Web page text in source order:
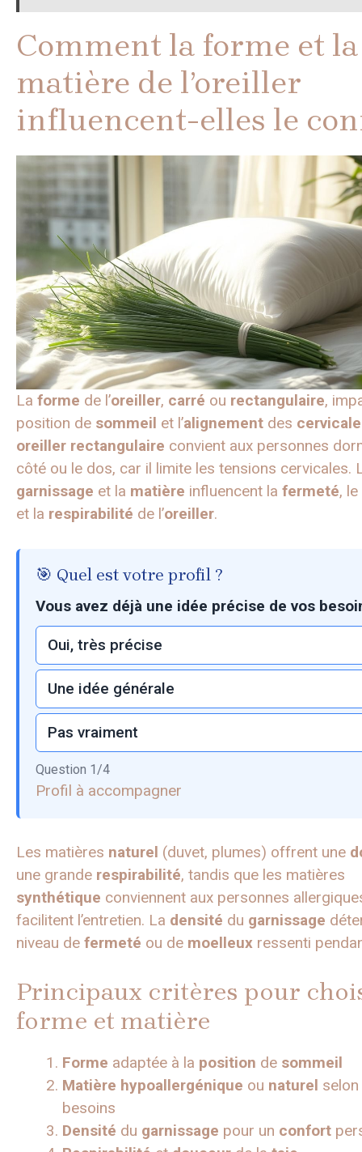
Comment la forme et la
matière de l’oreiller
influencent-elles le
La forme de l’oreiller, carré ou rectangulaire,
position de sommeil et l’alignement des
oreiller rectangulaire convient aux personnes
côté ou le dos, car il limite les tensions cervicales.
garnissage et la matière influencent la fermeté, le
et la respirabilité de l’oreiller.
🎯 Quel est votre profil ?
Vous avez déjà une idée précise de vos
Oui, très précise
Une idée générale
Pas vraiment
Question 1 /4
Profil à accompagner
Les matières naturel (duvet, plumes) offrent une
une grande respirabilité, tandis que les matières
synthétique conviennent aux personnes
facilitent l’entretien. La densité du garnissage
niveau de fermeté ou de moelleux ressenti
Principaux critères pour
forme et matière
Forme adaptée à la position de sommeil
Matière hypoallergénique ou naturel
besoins
Densité du garnissage pour un confort